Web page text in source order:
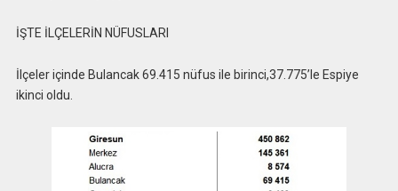
İŞTE İLÇELERİN NÜFUSLARI
İlçeler içinde Bulancak 69.415 nüfus ile birinci,37.775’le Espiye
ikinci oldu.